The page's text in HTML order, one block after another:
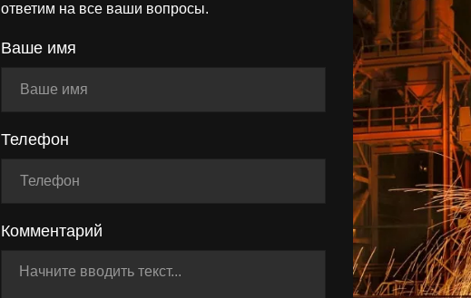
ответим на все ваши вопросы.
Ваше имя
Телефон
Комментарий